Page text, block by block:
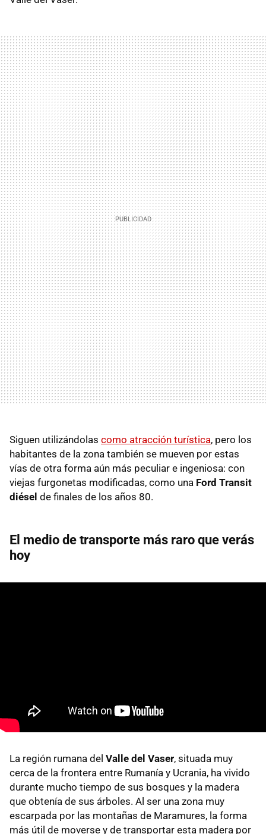
Siguen utilizándolas como atracción turística, pero los
habitantes de la zona también se mueven por estas
vías de otra forma aún más peculiar e ingeniosa: con
viejas furgonetas modificadas, como una Ford Transit
diésel de finales de los años 80.
El medio de transporte más raro que verás
hoy
La región rumana del Valle del Vaser, situada muy
cerca de la frontera entre Rumanía y Ucrania, ha vivido
durante mucho tiempo de sus bosques y la madera
que obtenía de sus árboles. Al ser una zona muy
escarpada por las montañas de Maramures, la forma
más útil de moverse y de transportar esta madera por